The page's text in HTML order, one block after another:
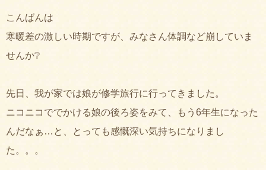
こんばんは
寒暖差の激しい時期ですが、みなさん体調など崩していま
せんか❔
先日、我が家では娘が修学旅行に行ってきました。
ニコニコででかける娘の後ろ姿をみて、もう6年生になった
んだなぁ…と、とっても感慨深い気持ちになりまし
た。。。